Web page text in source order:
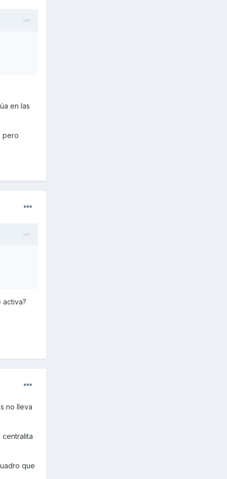
en las
pero
activa?
no lleva
que